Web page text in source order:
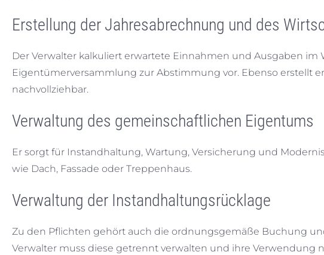
Erstellung der Jahresabrechnung und des
Der Verwalter kalkuliert erwartete Einnahmen und Ausgaben
Eigentümerversammlung zur Abstimmung vor. Ebenso erstellt
nachvollziehbar.
Verwaltung des gemeinschaftlichen Eigentums
Er sorgt für Instandhaltung, Wartung, Versicherung und
wie Dach, Fassade oder Treppenhaus.
Verwaltung der Instandhaltungsrücklage
Zu den Pflichten gehört auch die ordnungsgemäße Buchung
Verwalter muss diese getrennt verwalten und ihre Verwendung